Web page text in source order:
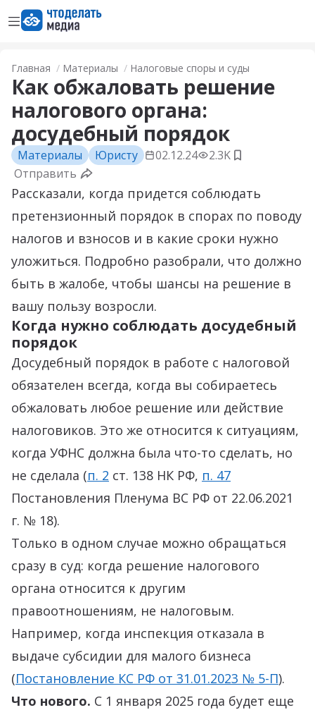
Открыть менюПерейти на главную страницу
Главная Материалы Налоговые споры и суды
Как обжаловать решение
налогового органа:
досудебный порядок
Материалы Юристу 02.12.24 2.3K Добавить в
Отправить
Рассказали, когда придется соблюдать
претензионный порядок в спорах по поводу
налогов и взносов и в какие сроки нужно
уложиться. Подробно разобрали, что должно
быть в жалобе, чтобы шансы на решение в
вашу пользу возросли.
Когда нужно соблюдать досудебный
порядок
Досудебный порядок в работе с налоговой
обязателен всегда, когда вы собираетесь
обжаловать любое решение или действие
налоговиков. Это же относится к ситуациям,
когда УФНС должна была что-то сделать, но
не сделала (п. 2 ст. 138 НК РФ, п. 47
Постановления Пленума ВС РФ от 22.06.2021
г. № 18).
Только в одном случае можно обращаться
сразу в суд: когда решение налогового
органа относится к другим
правоотношениям, не налоговым.
Например, когда инспекция отказала в
выдаче субсидии для малого бизнеса
(Постановление КС РФ от 31.01.2023 № 5-П).
Что нового. С 1 января 2025 года будет еще